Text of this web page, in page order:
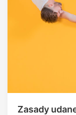
Zasady udanego